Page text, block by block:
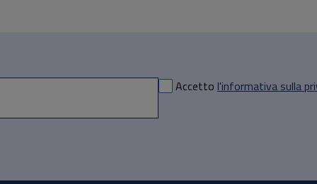
Accetto l'informativa sulla